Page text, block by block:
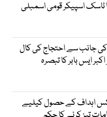
اسپیکر قومی اسمبلی
کی جانب سے احتجاج کی کال
اکبر ایس بابر کا تبصرہ
اہداف کے حصول کیلیے